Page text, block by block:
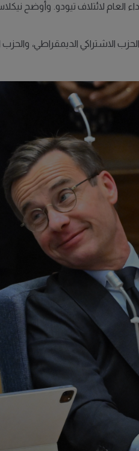
الاشتراكي الديمقراطي، والحزب